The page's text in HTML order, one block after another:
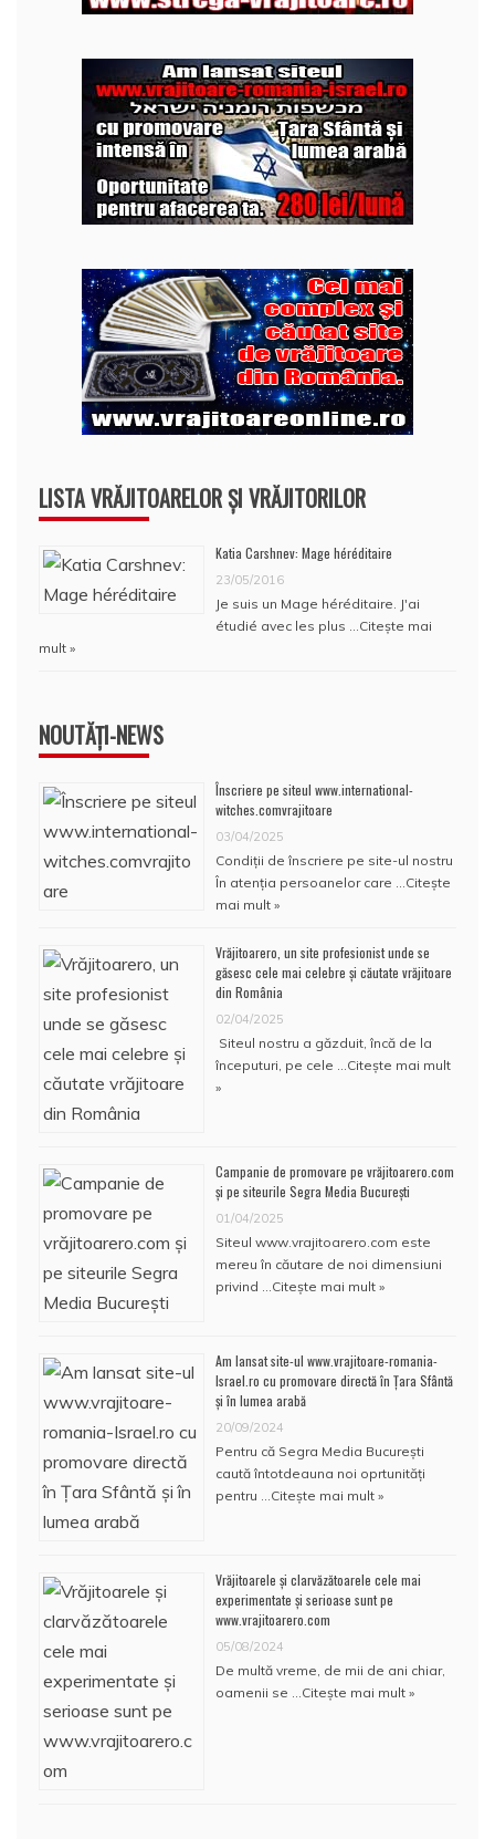
LISTA VRĂJITOARELOR ȘI VRĂJITORILOR
Katia Carshnev: Mage héréditaire
23/05/2016
Je suis un Mage héréditaire. J'ai
étudié avec les plus … Citește mai
mult »
NOUTĂȚI-NEWS
Înscriere pe siteul www.international-
witches.comvrajitoare
03/04/2025
Condiţii de înscriere pe site-ul nostru
În atenţia persoanelor care … Citește
mai mult »
Vrăjitoarero, un site profesionist unde se
găsesc cele mai celebre și căutate vrăjitoare
din România
02/04/2025
Siteul nostru a găzduit, încă de la
începuturi, pe cele … Citește mai mult
»
Campanie de promovare pe vrăjitoarero.com
și pe siteurile Segra Media București
01/04/2025
Siteul www.vrajitoarero.com este
mereu în căutare de noi dimensiuni
privind … Citește mai mult »
Am lansat site-ul www.vrajitoare-romania-
Israel.ro cu promovare directă în Țara Sfântă
și în lumea arabă
20/09/2024
Pentru că Segra Media București
caută întotdeauna noi oprtunități
pentru … Citește mai mult »
Vrăjitoarele și clarvăzătoarele cele mai
experimentate și serioase sunt pe
www.vrajitoarero.com
05/08/2024
De multă vreme, de mii de ani chiar,
oamenii se … Citește mai mult »